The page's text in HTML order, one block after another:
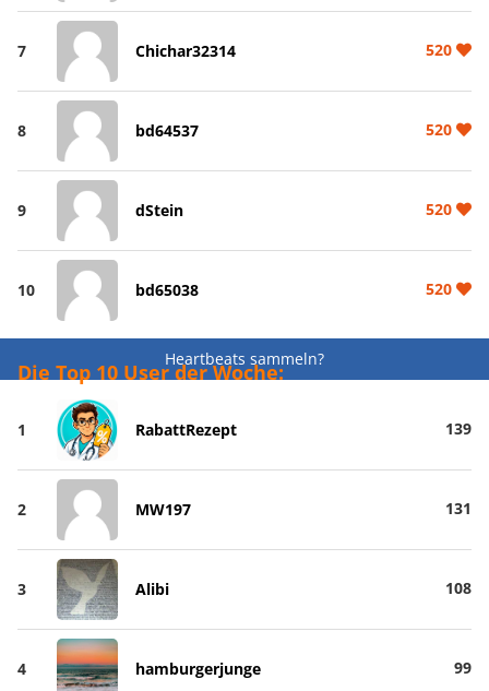
7 Chichar32314 520
8 bd64537 520
9 dStein 520
10 bd65038 520
Heartbeats sammeln?
Die Top 10 User der Woche:
1 RabattRezept 139
2 MW197 131
3 Alibi 108
4 hamburgerjunge 99